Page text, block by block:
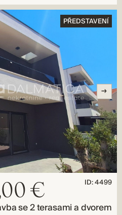
PŘEDSTAVENÍ
€ ID: 4499
se 2 terasami a dvorem